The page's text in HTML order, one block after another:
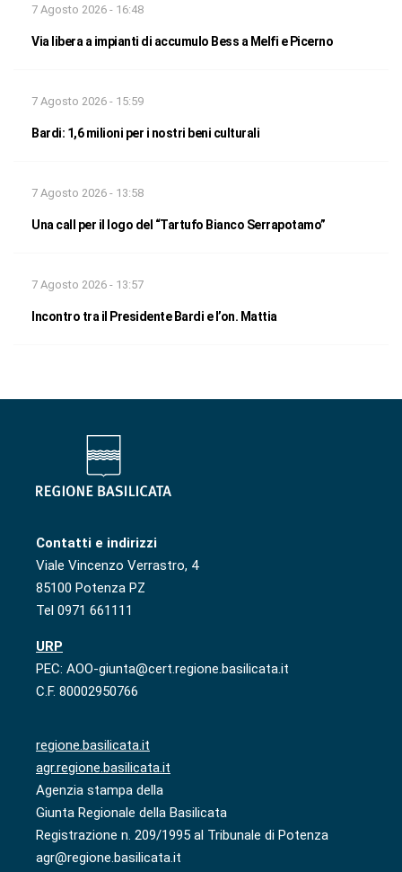
7 Agosto 2026 - 16:48
Via libera a impianti di accumulo Bess a Melfi e Picerno
7 Agosto 2026 - 15:59
Bardi: 1,6 milioni per i nostri beni culturali
7 Agosto 2026 - 13:58
Una call per il logo del “Tartufo Bianco Serrapotamo”
7 Agosto 2026 - 13:57
Incontro tra il Presidente Bardi e l’on. Mattia
Contatti e indirizzi
Viale Vincenzo Verrastro, 4
85100 Potenza PZ
Tel 0971 661111
URP
PEC: AOO-giunta@cert.regione.basilicata.it
C.F. 80002950766
regione.basilicata.it
agr.regione.basilicata.it
Agenzia stampa della
Giunta Regionale della Basilicata
Registrazione n. 209/1995 al Tribunale di Potenza
agr@regione.basilicata.it